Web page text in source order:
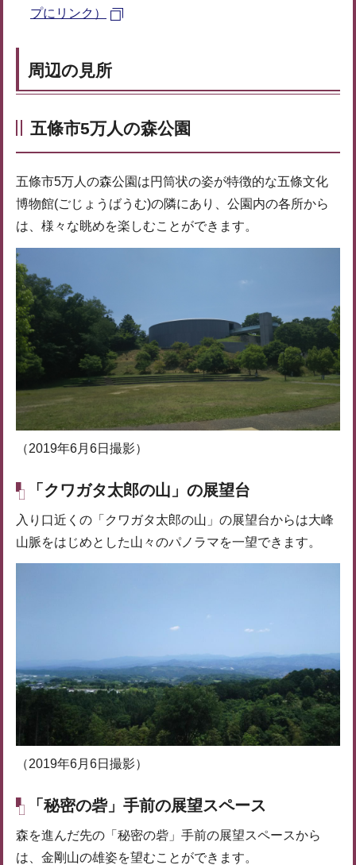
プにリンク）
周辺の見所
五條市5万人の森公園
五條市5万人の森公園は円筒状の姿が特徴的な五條文化
博物館(ごじょうばうむ)の隣にあり、公園内の各所から
は、様々な眺めを楽しむことができます。
（2019年6月6日撮影）
「クワガタ太郎の山」の展望台
入り口近くの「クワガタ太郎の山」の展望台からは大峰
山脈をはじめとした山々のパノラマを一望できます。
（2019年6月6日撮影）
「秘密の砦」手前の展望スペース
森を進んだ先の「秘密の砦」手前の展望スペースから
は、金剛山の雄姿を望むことができます。